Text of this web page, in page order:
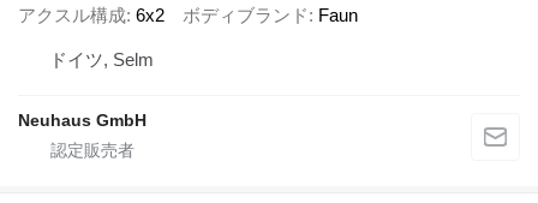
アクスル構成 6x2 ボディブランド Faun
ドイツ, Selm
Neuhaus GmbH